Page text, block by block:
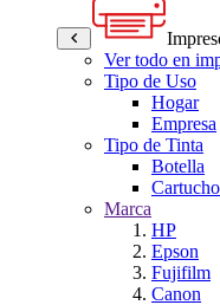
Ver todo en
Tipo de Uso
Hogar
Empresa
Tipo de Tinta
Botella
Cartucho
Marca
HP
Epson
Fujifilm
Canon